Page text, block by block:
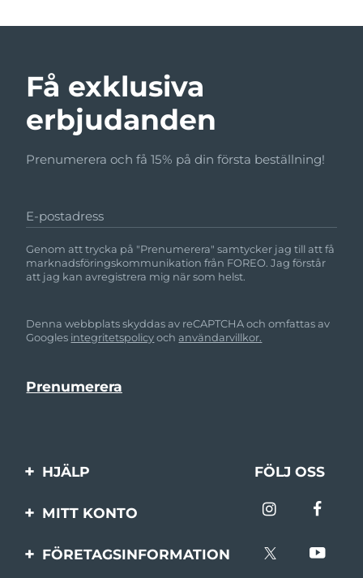
Få exklusiva
erbjudanden
Prenumerera och få 15% på din första beställning!
E-postadress
Genom att trycka på "Prenumerera" samtycker jag till att få
marknadsföringskommunikation från FOREO. Jag förstår
att jag kan avregistrera mig när som helst.
Denna webbplats skyddas av reCAPTCHA och omfattas av
Googles integritetspolicyochanvändarvillkor.
HJÄLP
Kontakta oss
FÖLJ OSS
MITT KONTO
Produktregistrering
FÖRETAGSINFORMATION